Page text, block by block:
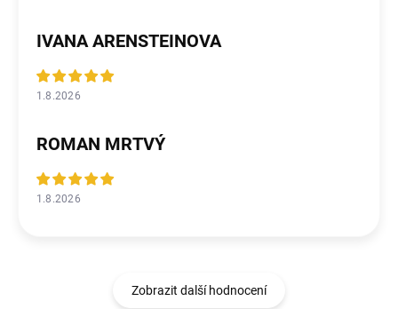
IVANA ARENSTEINOVA
1.8.2026
ROMAN MRTVÝ
1.8.2026
Zobrazit další hodnocení